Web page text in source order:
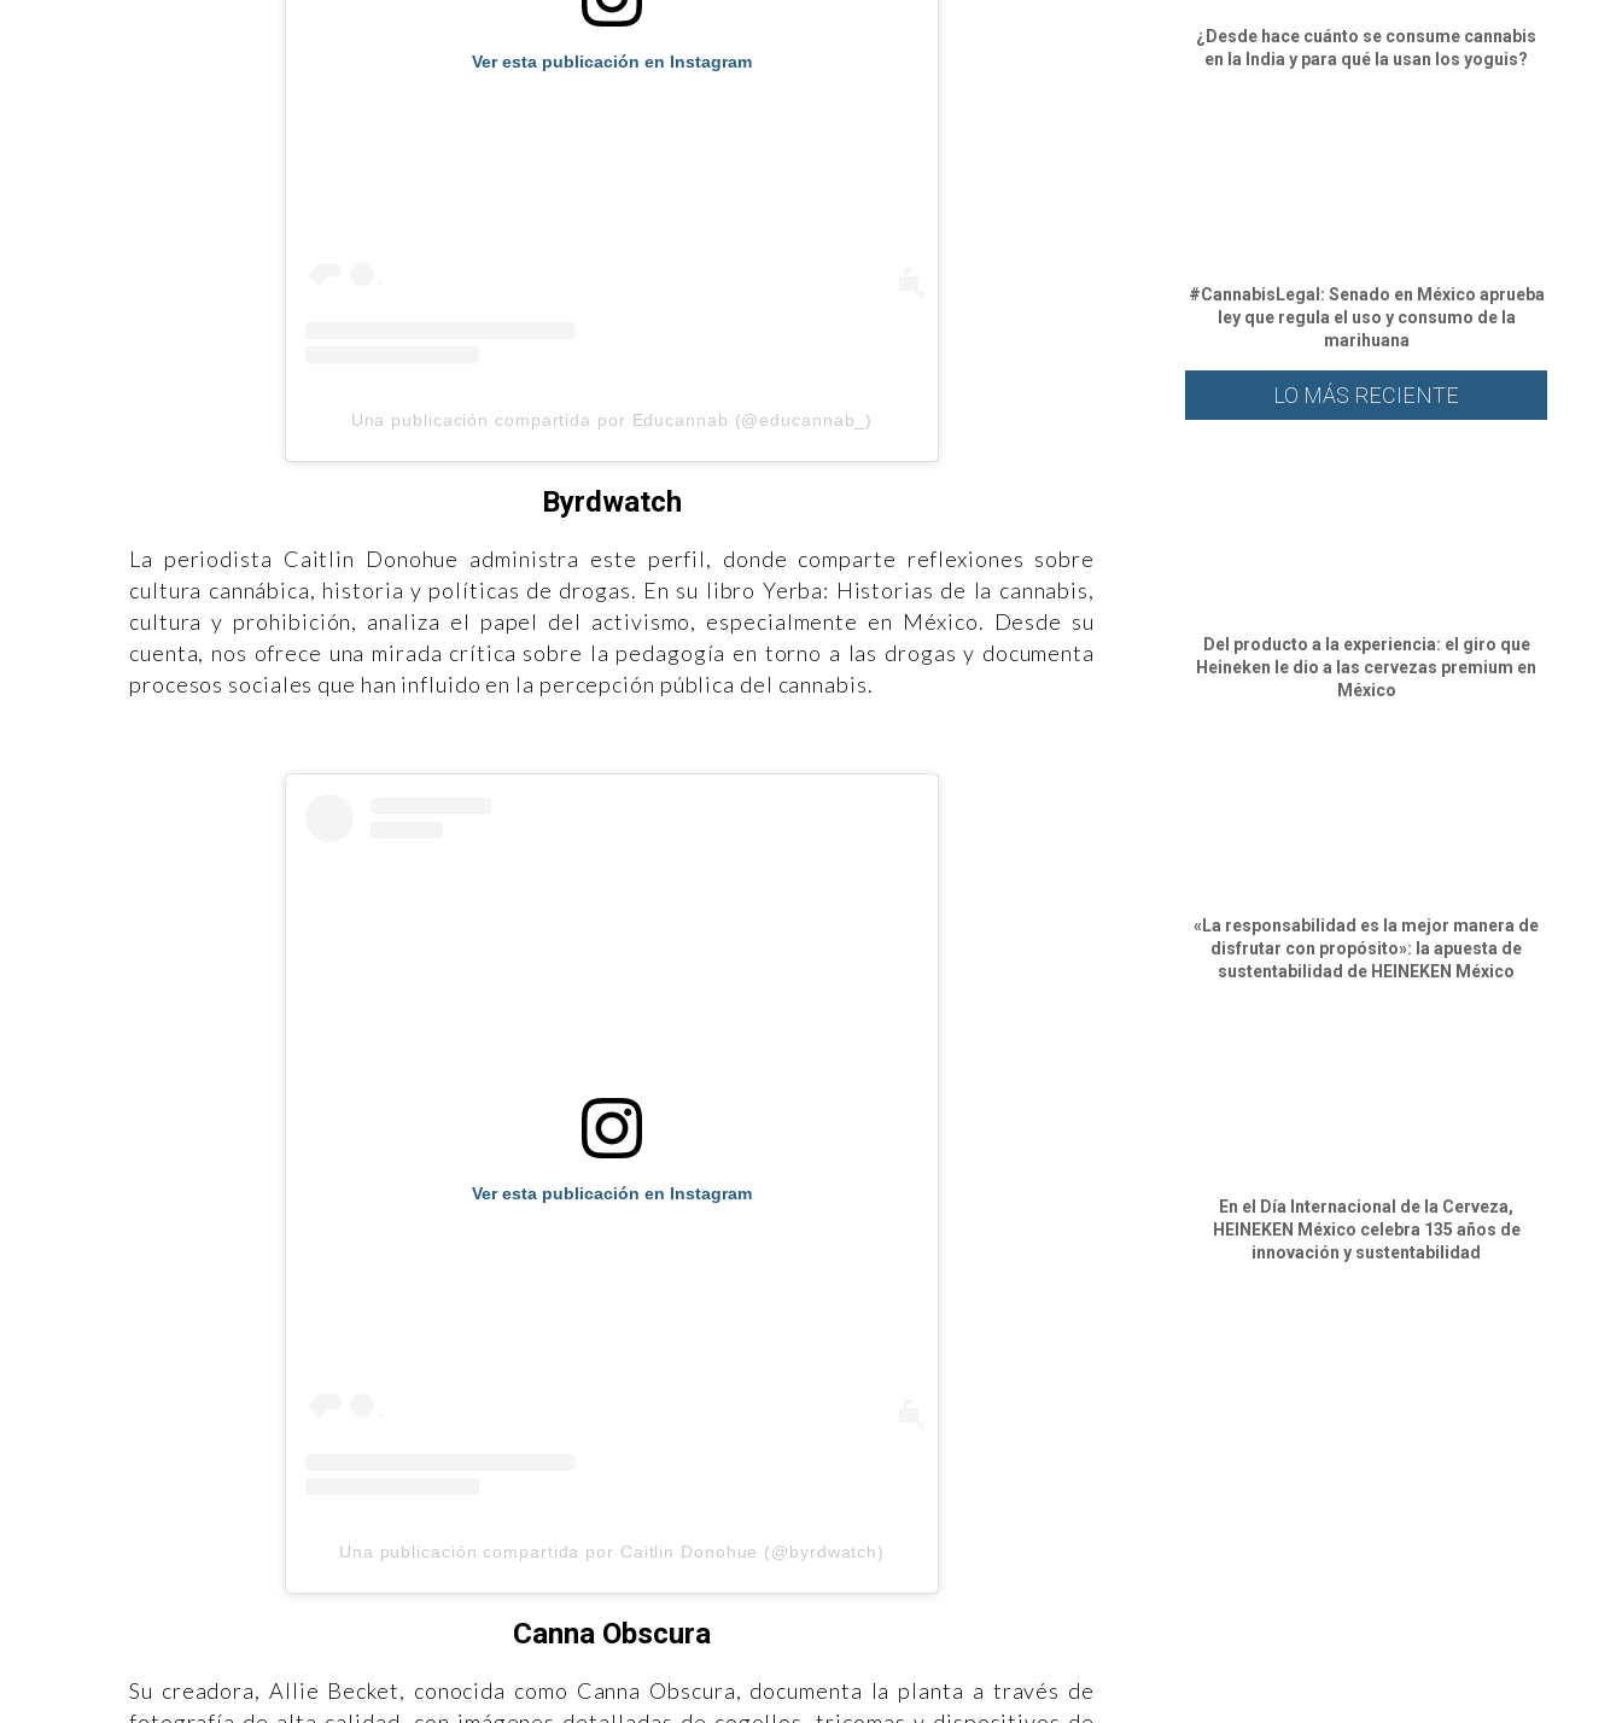
Ver esta publicación en Instagram
Una publicación compartida por Educannab (@educannab_)
Byrdwatch
La periodista Caitlin Donohue administra este perfil, donde comparte reflexiones sobre
cultura cannábica, historia y políticas de drogas. En su libro Yerba: Historias de la cannabis,
cultura y prohibición, analiza el papel del activismo, especialmente en México. Desde su
cuenta, nos ofrece una mirada crítica sobre la pedagogía en torno a las drogas y documenta
procesos sociales que han influido en la percepción pública del cannabis.
Ver esta publicación en Instagram
Una publicación compartida por Caitlin Donohue (@byrdwatch)
Canna Obscura
Su creadora, Allie Becket, conocida como Canna Obscura, documenta la planta a través de
¿Desde hace cuánto se consume cannabis
en la India y para qué la usan los yoguis?
#CannabisLegal: Senado en México aprueba
ley que regula el uso y consumo de la
marihuana
LO MÁS RECIENTE
Del producto a la experiencia: el giro que
Heineken le dio a las cervezas premium en
México
«La responsabilidad es la mejor manera de
disfrutar con propósito»: la apuesta de
sustentabilidad de HEINEKEN México
En el Día Internacional de la Cerveza,
HEINEKEN México celebra 135 años de
innovación y sustentabilidad